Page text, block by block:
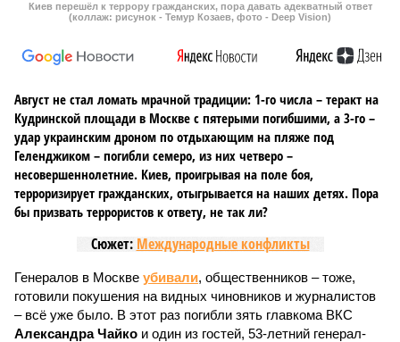
Киев перешёл к террору гражданских, пора давать адекватный ответ
(коллаж: рисунок - Темур Козаев, фото - Deep Vision)
Август не стал ломать мрачной традиции: 1-го числа – теракт на
Кудринской площади в Москве с пятерыми погибшими, а 3-го –
удар украинским дроном по отдыхающим на пляже под
Геленджиком – погибли семеро, из них четверо –
несовершеннолетние. Киев, проигрывая на поле боя,
терроризирует гражданских, отыгрывается на наших детях. Пора
бы призвать террористов к ответу, не так ли?
Сюжет: Международные конфликты
Генералов в Москве убивали, общественников – тоже,
готовили покушения на видных чиновников и журналистов
– всё уже было. В этот раз погибли зять главкома ВКС
Александра Чайко и один из гостей, 53-летний генерал-